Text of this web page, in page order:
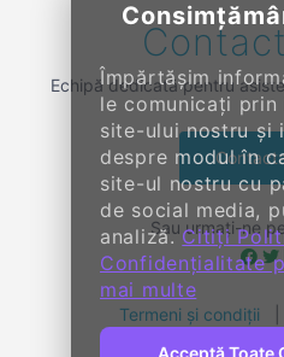
Împărtășim
le comunicați prin
site-ului nostru și
despre modul în
site-ul nostru cu
de social media,
analiză.Citiți
Confidențialitate
mai multe
Acceptă Toate
Echipă dedicată pentru
Sau urmați-ne
Termeni și condiții